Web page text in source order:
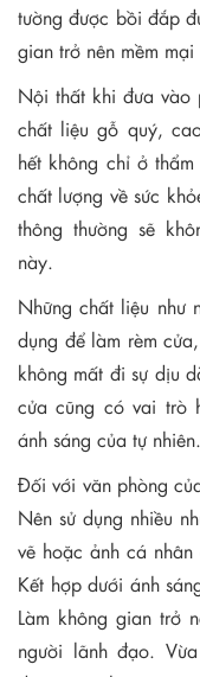
tường được bồi đắp
gian trở nên mềm mại
Nội thất khi đưa vào
chất liệu gỗ quý,
hết không chỉ ở
chất lượng về sức
thông thường sẽ
này.
Những chất liệu như
dụng để làm rèm
không mất đi sự dịu
cửa cũng có vai trò
ánh sáng của tự nhiên.
Đối với văn phòng
Nên sử dụng nhiều
vẽ hoặc ảnh cá
Kết hợp dưới ánh
Làm không gian trở
người lãnh đạo.